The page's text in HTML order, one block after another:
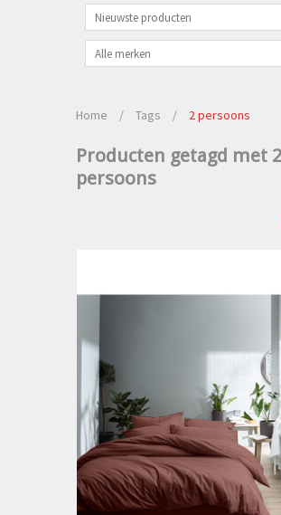
Home / Tags / 2 persoons
Producten getagd met 2
persoons